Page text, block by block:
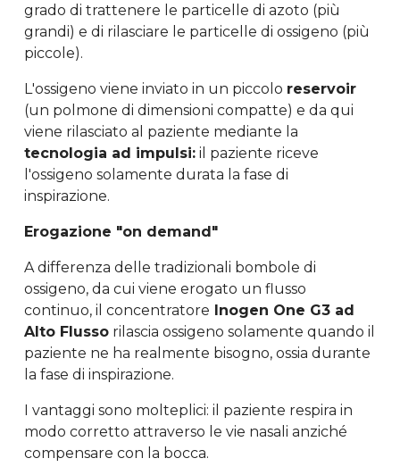
grado di trattenere le particelle di azoto (più
grandi) e di rilasciare le particelle di ossigeno (più
piccole).
L'ossigeno viene inviato in un piccolo reservoir
(un polmone di dimensioni compatte) e da qui
viene rilasciato al paziente mediante la
tecnologia ad impulsi: il paziente riceve
l'ossigeno solamente durata la fase di
inspirazione.
Erogazione "on demand"
A differenza delle tradizionali bombole di
ossigeno, da cui viene erogato un flusso
continuo, il concentratore Inogen One G3 ad
Alto Flusso rilascia ossigeno solamente quando il
paziente ne ha realmente bisogno, ossia durante
la fase di inspirazione.
I vantaggi sono molteplici: il paziente respira in
modo corretto attraverso le vie nasali anziché
compensare con la bocca.